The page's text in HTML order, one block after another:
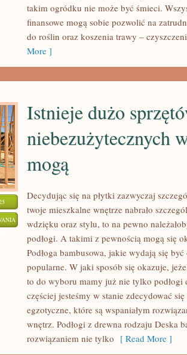
takim ogródku nie może być śmieci.
finansowe mogą sobie pozwolić na
do roślin oraz koszenia trawy –
More ]
SPRZĘTÓW
NIEBEZUŻYTECZNYCH
KUCHNI,
KTÓRE
MOGĄ
Istnieje dużo
niebezużytecznych
mogą
Decydując się na płytki zazwyczaj
twoje mieszkalne wnętrze nabrało
wdzięku oraz stylu, to na pewno
podłogi. A takimi z pewnością mogą się
Podłoga bambusowa, jakie wydają się
popularne. W jaki sposób się okazuje,
to do wyboru mamy już nie tylko podłogi
częściej jesteśmy w stanie zdecydować się
egzotyczne, które są wspaniałym
wnętrz. Podłogi z drewna rodzaju Deska
rozwiązaniem nie tylko [ Read More ]